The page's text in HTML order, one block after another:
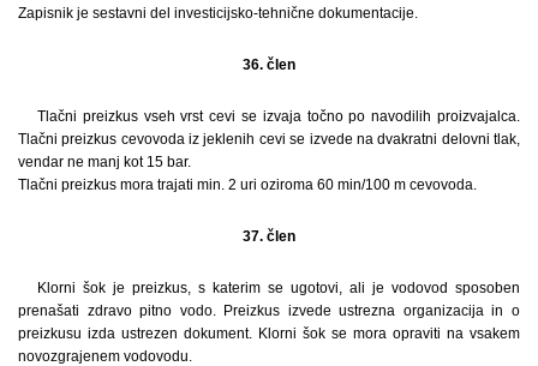
Zapisnik je sestavni del investicijsko-tehnične dokumentacije.
36. člen
Tlačni preizkus vseh vrst cevi se izvaja točno po navodilih proizvajalca.
Tlačni preizkus cevovoda iz jeklenih cevi se izvede na dvakratni delovni tlak,
vendar ne manj kot 15 bar.
Tlačni preizkus mora trajati min. 2 uri oziroma 60 min/100 m cevovoda.
37. člen
Klorni šok je preizkus, s katerim se ugotovi, ali je vodovod sposoben
prenašati zdravo pitno vodo. Preizkus izvede ustrezna organizacija in o
preizkusu izda ustrezen dokument. Klorni šok se mora opraviti na vsakem
novozgrajenem vodovodu.